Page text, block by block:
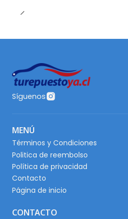
Síguenos
MENÚ
Términos y Condiciones
Politica de reembolso
Política de privacidad
Contacto
Página de inicio
CONTACTO